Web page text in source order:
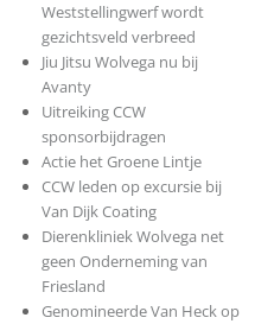
Weststellingwerf wordt
gezichtsveld verbreed
Jiu Jitsu Wolvega nu bij
Avanty
Uitreiking CCW
sponsorbijdragen
Actie het Groene Lintje
CCW leden op excursie bij
Van Dijk Coating
Dierenkliniek Wolvega net
geen Onderneming van
Friesland
Genomineerde Van Heck op